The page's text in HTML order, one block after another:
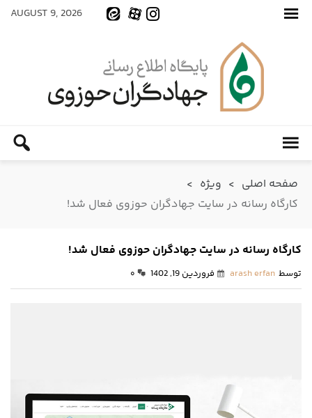
AUGUST 9, 2026
صفحه اصلی > ویژه >
کارگاه رسانه در سایت جهادگران حوزوی فعال شد!
کارگاه رسانه در سایت جهادگران حوزوی فعال شد!
توسط arash erfan فروردین 19, 1402 ۰